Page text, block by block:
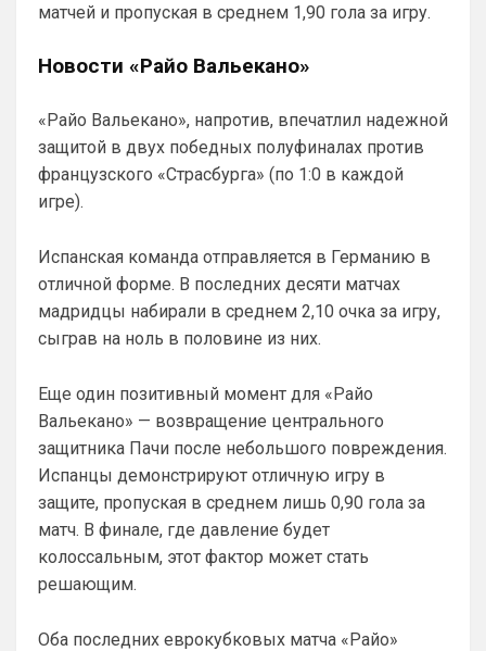
матчей и пропуская в среднем 1,90 гола за игру.
Новости «Райо Вальекано»
«Райо Вальекано», напротив, впечатлил надежной
защитой в двух победных полуфиналах против
французского «Страсбурга» (по 1:0 в каждой
игре).
Испанская команда отправляется в Германию в
отличной форме. В последних десяти матчах
мадридцы набирали в среднем 2,10 очка за игру,
сыграв на ноль в половине из них.
Еще один позитивный момент для «Райо
Вальекано» — возвращение центрального
защитника Пачи после небольшого повреждения.
Испанцы демонстрируют отличную игру в
защите, пропуская в среднем лишь 0,90 гола за
матч. В финале, где давление будет
колоссальным, этот фактор может стать
решающим.
Оба последних еврокубковых матча «Райо»
Как здесь отсортировать мне нужные
вот https://britball.net/club/arsenal
в меню есть клубы. В клубах в закладки
кинь себе Арсенал и всегда будешь его
открывать
я, кстати, перешел на сайт с ФАПЛ, там
скинули сегодня ссылку на Ваш проект.
Интересный, буду наблюдать.
Спасибо))) Будем стараться
в меню есть клубы. В клубах в закладки
кинь себе Арсенал и всегда будешь его
открывать
Вы наверное меня не поняли. Зачем мне
страница Арсенала? Я ее легко и так
нашел бы. Я спросил про сортировку
новостей, типо социальный хэштеги,
чтобы выбрать нужные мне клубы или
категории, и видеть только их.
Например, я хочу читать только
есть такое?